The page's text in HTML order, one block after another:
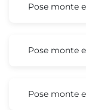
Pose monte
Pose monte
Pose monte